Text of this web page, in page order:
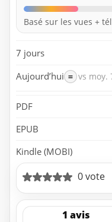
Basé sur les vues +
7 jours
Aujourd’hui = vs moy.
PDF
EPUB
Kindle (MOBI)
0 vote
1 avis